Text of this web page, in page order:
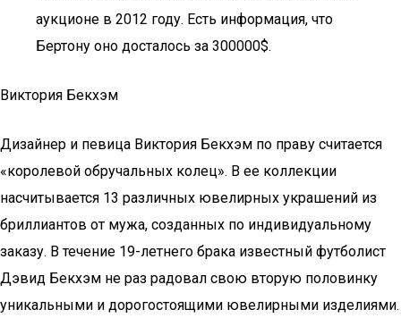
аукционе в 2012 году. Есть информация, что
Бертону оно досталось за 300000$.
Виктория Бекхэм
Дизайнер и певица Виктория Бекхэм по праву считается
«королевой обручальных колец». В ее коллекции
насчитывается 13 различных ювелирных украшений из
бриллиантов от мужа, созданных по индивидуальному
заказу. В течение 19-летнего брака известный футболист
Дэвид Бекхэм не раз радовал свою вторую половинку
уникальными и дорогостоящими ювелирными изделиями.